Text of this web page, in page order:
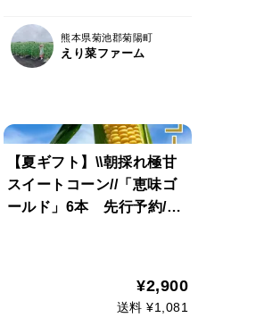
熊本県菊池郡菊陽町
えり菜ファーム
【夏ギフト】\\朝採れ極甘
スイートコーン//「恵味ゴ
ールド」6本 先行予約/20
¥2,900
送料 ¥1,081